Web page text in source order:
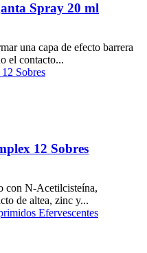
Spray 20 ml
una capa de efecto barrera
el contacto...
12 Sobres
con N‑Acetilcisteína,
de altea, zinc y...